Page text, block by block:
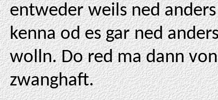
entweder weils ned anders
kenna od es gar ned
wolln. Do red ma dann von
zwanghaft.